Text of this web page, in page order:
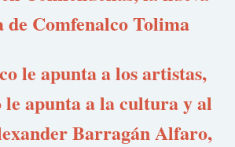
Comfenalco Tolima
le apunta a los artistas,
le apunta a la cultura y al
Barragán Alfaro,